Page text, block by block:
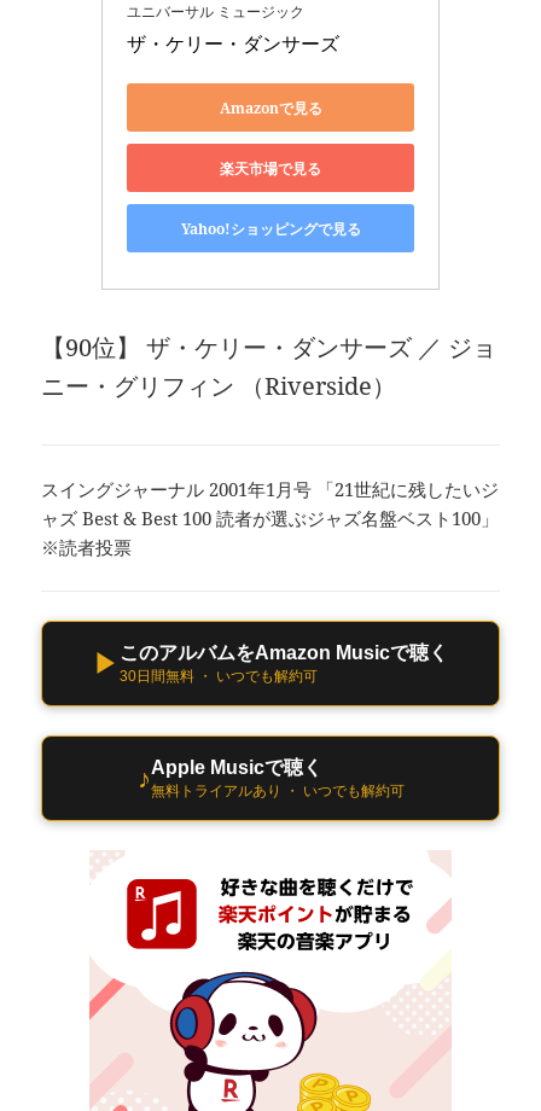
ユニバーサル ミュージック
ザ・ケリー・ダンサーズ
Amazonで見る
楽天市場で見る
Yahoo!ショッピングで見る
【90位】 ザ・ケリー・ダンサーズ ／ ジョ
ニー・グリフィン （Riverside）
スイングジャーナル 2001年1月号 「21世紀に残したいジ
ャズ Best & Best 100 読者が選ぶジャズ名盤ベスト100」
※読者投票
▶ このアルバムをAmazon Musicで聴く
30日間無料 ・ いつでも解約可
♪Apple Musicで聴く
無料トライアルあり ・ いつでも解約可